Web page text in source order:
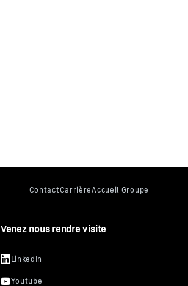
Venez nous rendre visite